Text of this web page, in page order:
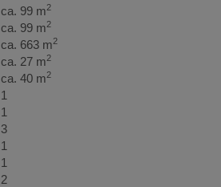
ca. 99 m2
ca. 99 m2
ca. 663 m2
ca. 27 m2
ca. 40 m2
1
1
3
1
1
2